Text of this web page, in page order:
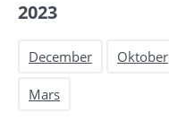
2023
December Oktober
Mars